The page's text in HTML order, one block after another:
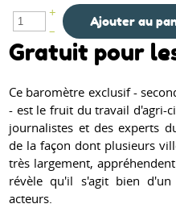
+
–
Ajouter au
Gratuit pour
Ce baromètre exclusif -
- est le fruit du travail d'agri-
journalistes et des experts
de la façon dont plusieurs
très largement,
révèle qu'il s'agit bien
acteurs.